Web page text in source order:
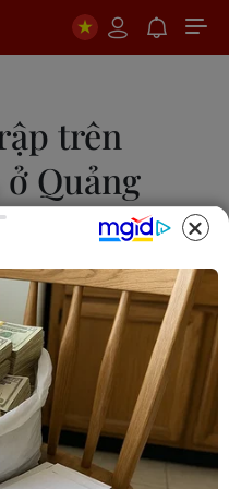
trên
Quảng
chấp hành luật an
khiến tai nạn giao
rập.
ngừng hoạt động đối
đảmbảo an toàn và